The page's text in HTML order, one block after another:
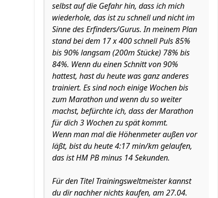
selbst auf die Gefahr hin, dass ich mich
wiederhole, das ist zu schnell und nicht im
Sinne des Erfinders/Gurus. In meinem Plan
stand bei dem 17 x 400 schnell Puls 85%
bis 90% langsam (200m Stücke) 78% bis
84%. Wenn du einen Schnitt von 90%
hattest, hast du heute was ganz anderes
trainiert. Es sind noch einige Wochen bis
zum Marathon und wenn du so weiter
machst, befürchte ich, dass der Marathon
für dich 3 Wochen zu spät kommt.
Wenn man mal die Höhenmeter außen vor
läßt, bist du heute 4:17 min/km gelaufen,
das ist HM PB minus 14 Sekunden.
Für den Titel Trainingsweltmeister kannst
du dir nachher nichts kaufen, am 27.04.